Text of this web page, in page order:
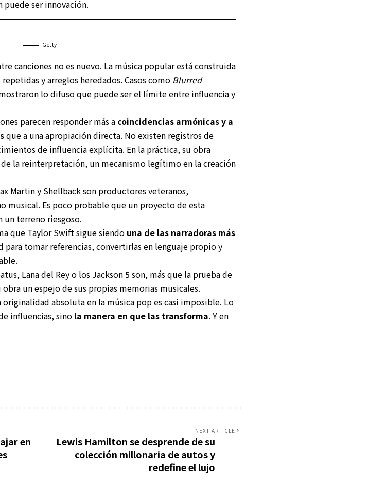
ser innovación.
Getty
canciones no es nuevo. La música popular está construida
y arreglos heredados. Casos como Blurred
lo difuso que puede ser el límite entre influencia y
parecen responder más a coincidencias armónicas y a
que a una apropiación directa. No existen registros de
de influencia explícita. En la práctica, su obra
la reinterpretación, un mecanismo legítimo en la creación
Martin y Shellback son productores veteranos,
musical. Es poco probable que un proyecto de esta
un terreno riesgoso.
que Taylor Swift sigue siendo una de las narradoras más
para tomar referencias, convertirlas en lenguaje propio y
Lana del Rey o los Jackson 5 son, más que la prueba de
un espejo de sus propias memorias musicales.
absoluta en la música pop es casi imposible. Lo
influencias, sino la manera en que las transforma. Y en
en
NEXT ARTICLE
Lewis Hamilton se desprende de su
colección millonaria de autos y
redefine el lujo